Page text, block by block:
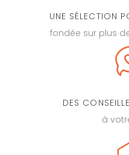
UNE SÉLECTION
fondée sur plus
DES
à